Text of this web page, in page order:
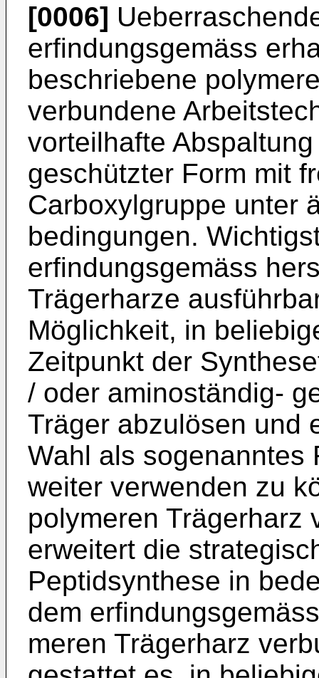
[0006]
erfindungsgemäss
beschriebene
verbundene
vorteilhaf­te
geschützter Form mit
Carboxylgruppe unter
bedingungen.
erfindungsgemäss
Trägerharze
Möglichkeit, in
Zeitpunkt der
/ oder aminoständig-
Träger abzulö­sen und
Wahl als sogenanntes
weiter verwenden zu
polymeren Trägerharz
erweitert die
Peptidsynthese in
dem
meren Trägerharz